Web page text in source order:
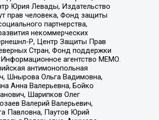
Юрия Левады, Издательство
прав человека, Фонд защиты
партнерства,
некоммерческих
Р, Центр Защиты Прав
Стран, Фонд поддержки
агентство МЕМО.
антимонопольная
Шнырова Ольга Вадимовна,
Анна Валерьевна, Бойко
Шарипков Олег
Валерий Валерьевич,
Павловна, Паутов Юрий